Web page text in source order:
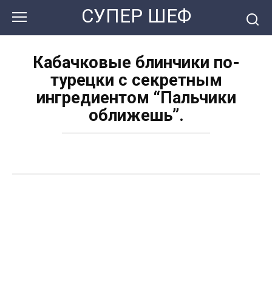
контенту
СУПЕР ШЕФ
Кабачковые блинчики по-
турецки с секретным
ингредиентом “Пальчики
оближешь”.